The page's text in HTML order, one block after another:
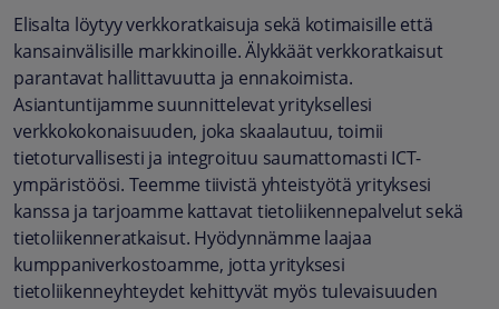
Elisalta löytyy verkkoratkaisuja sekä kotimaisille että
kansainvälisille markkinoille. Älykkäät verkkoratkaisut
parantavat hallittavuutta ja ennakoimista.
Asiantuntijamme suunnittelevat yrityksellesi
verkkokokonaisuuden, joka skaalautuu, toimii
tietoturvallisesti ja integroituu saumattomasti ICT-
ympäristöösi. Teemme tiivistä yhteistyötä yrityksesi
kanssa ja tarjoamme kattavat tietoliikennepalvelut sekä
tietoliikenneratkaisut. Hyödynnämme laajaa
kumppaniverkostoamme, jotta yrityksesi
tietoliikenneyhteydet kehittyvät myös tulevaisuuden